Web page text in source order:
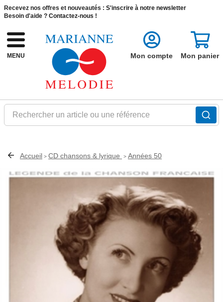
Recevez nos offres et nouveautés : S'inscrire à notre newsletter
Besoin d'aide ? Contactez-nous !
MENU
Rechercher un article ou une référence
Mon compte Mon panier
Accueil > CD chansons & lyrique > Années 50